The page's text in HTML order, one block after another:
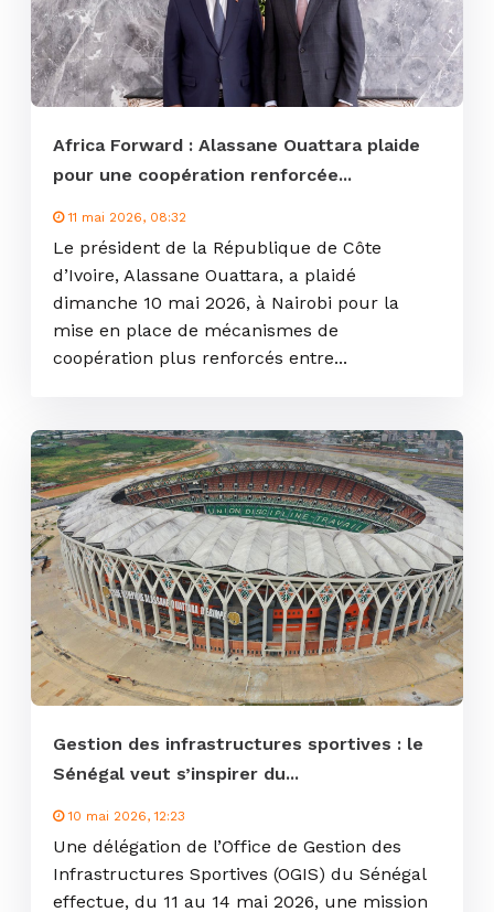
Africa Forward : Alassane Ouattara plaide
pour une coopération renforcée...
11 mai 2026, 08:32
Le président de la République de Côte
d’Ivoire, Alassane Ouattara, a plaidé
dimanche 10 mai 2026, à Nairobi pour la
mise en place de mécanismes de
coopération plus renforcés entre...
Gestion des infrastructures sportives : le
Sénégal veut s’inspirer du...
10 mai 2026, 12:23
Une délégation de l’Office de Gestion des
Infrastructures Sportives (OGIS) du Sénégal
effectue, du 11 au 14 mai 2026, une mission